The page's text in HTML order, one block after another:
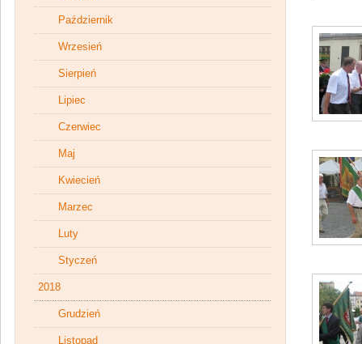
Październik
Wrzesień
Sierpień
Lipiec
Czerwiec
Maj
Kwiecień
Marzec
Luty
Styczeń
2018
Grudzień
Listopad